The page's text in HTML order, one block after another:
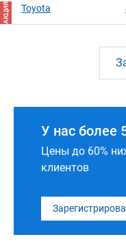
АКЦИЯ Toyota
У нас более
Цены до 60%
клиентов